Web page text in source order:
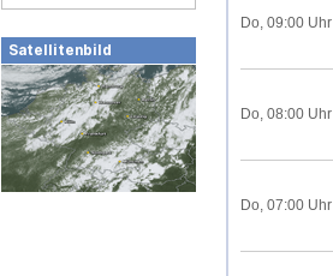
Satellitenbild
Do, 09:00 Uhr
Do, 08:00 Uhr
Do, 07:00 Uhr